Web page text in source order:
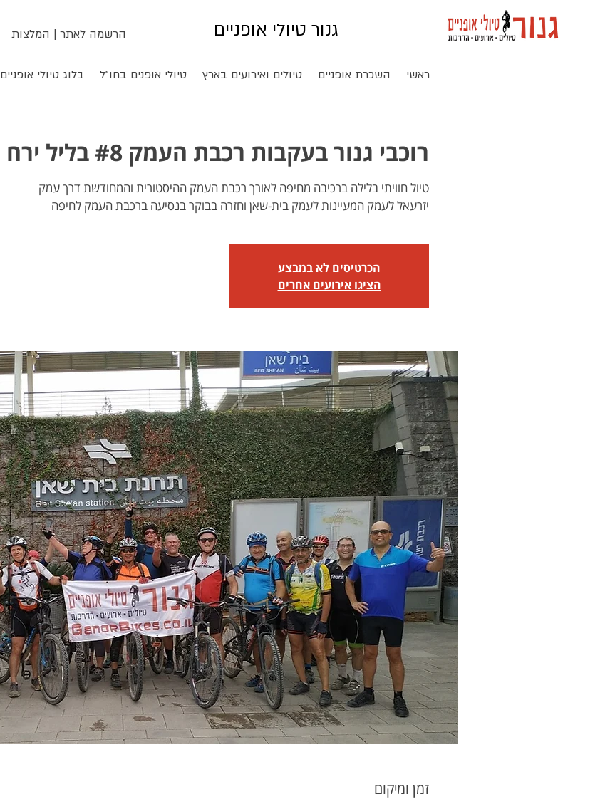
הרשמה לאתר | המלצות גנור טיולי אופניים
ראשי השכרת אופניים טיולים ואירועים בארץ טיולי אופנים בחו"ל בלוג טיולי אופניים
רוכבי גנור בעקבות רכבת העמק #8 בליל ירח מלא
טיול חוויתי בלילה ברכיבה מחיפה לאורך רכבת העמק ההיסטורית והמחודשת דרך עמק
יזרעאל לעמק המעיינות לעמק בית-שאן וחזרה בבוקר בנסיעה ברכבת העמק לחיפה
הכרטיסים לא במבצע
הציגו אירועים אחרים
זמן ומיקום